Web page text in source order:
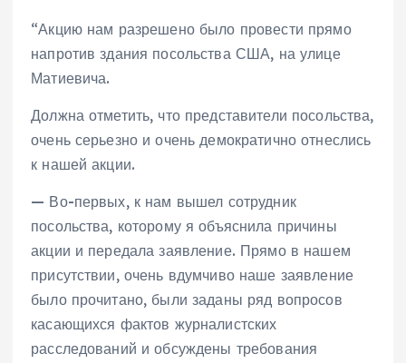
“Акцию нам разрешено было провести прямо
напротив здания посольства США, на улице
Матиевича.
Должна отметить, что представители посольства,
очень серьезно и очень демократично отнеслись
к нашей акции.
— Во-первых, к нам вышел сотрудник
посольства, которому я объяснила причины
акции и передала заявление. Прямо в нашем
присутствии, очень вдумчиво наше заявление
было прочитано, были заданы ряд вопросов
касающихся фактов журналистских
расследований и обсуждены требования